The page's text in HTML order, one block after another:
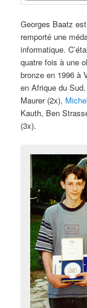
Georges Baatz
remporté une
informatique.
quatre fois à une
bronze en 1996 à
en Afrique du
Maurer (2x),
Kauth, Ben
(3x).